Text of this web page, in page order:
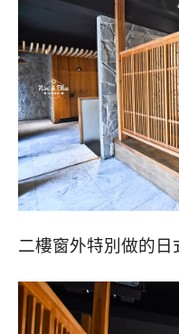
二樓窗外特別做的日